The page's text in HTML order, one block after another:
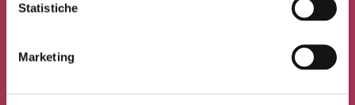
Statistiche
Marketing